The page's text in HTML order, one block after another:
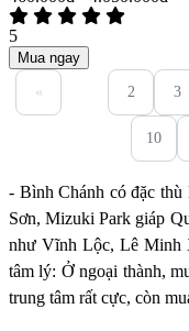
5
Mua ngay
« 2 3
10
- Bình Chánh có đặc thù
Sơn, Mizuki Park giáp
như Vĩnh Lộc, Lê Minh
tâm lý: Ở ngoại thành,
trung tâm rất cực, còn